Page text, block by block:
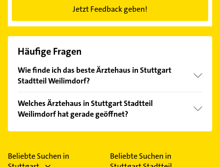
Jetzt Feedback geben!
Häufige Fragen
Wie finde ich das beste Ärztehaus in Stuttgart
Stadtteil Weilimdorf?
Vergleichen Sie alle Anbieter anhand echter
Kundenmeinungen und profitieren Sie von den
Empfehlungen. Die Suchergebnisse können Sie sich
einfach nachBewertungensortiert anzeigen lassen.
Welches Ärztehaus in Stuttgart Stadtteil
Weilimdorf hat gerade geöffnet?
Im Anbieter-Bereich finden Sie alleÖffnungszeiten.
Feiertagen abweichen können.
Beliebte Suchen in
Beliebte Suchen in